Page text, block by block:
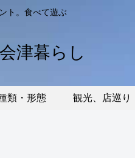
ト。食べて遊ぶ
津暮らし
類・形態 観光、店巡り